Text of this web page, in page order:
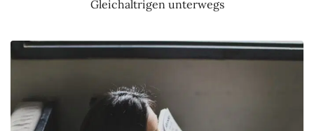
Gleichaltrigen unterwegs